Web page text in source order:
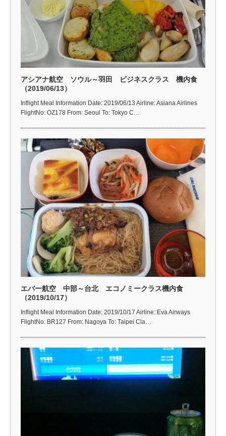
アシアナ航空 ソウル～羽田 ビジネスクラス 機内食
（2019/06/13）
Inflight Meal Information Date: 2019/06/13 Airline: Asiana Airlines
FlightNo: OZ178 From: Seoul To: Tokyo C…
エバー航空 中部～台北 エコノミークラス機内食
（2019/10/17）
Inflight Meal Information Date: 2019/10/17 Airline: Eva Airways
FlightNo: BR127 From: Nagoya To: Taipei Cla…